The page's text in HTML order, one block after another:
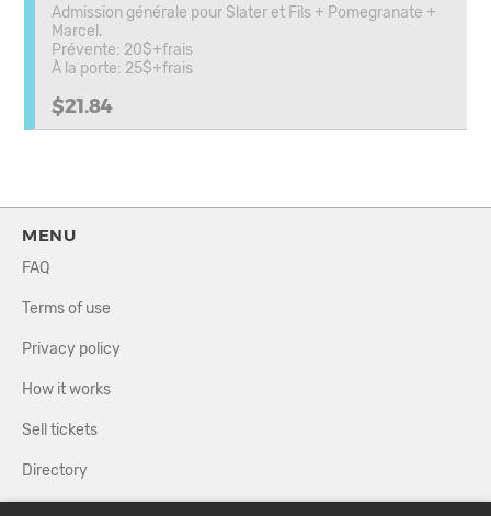
Admission générale pour Slater et Fils + Pomegranate +
Marcel.
Prévente: 20$+frais
À la porte: 25$+frais
$21.84
MENU
FAQ
Terms of use
Privacy policy
How it works
Sell tickets
Directory